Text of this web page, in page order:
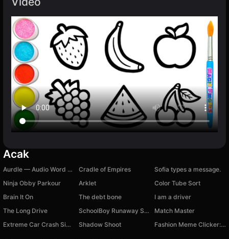
Acak
Aurdle — Audio Word Puzzle by Auzle Cradle of Empires
Sofia types a message.
Ninja Obby Parkour
Arklet
Color Tube Sort
Brain It On
The debt bone
I am a driver
The Long Drive
SchoolBoy Runaway STELS - Act 3
Match Master
Extreme Car Crash Simulator
Shadow Shoot Fashion Meme Clicker: Secret Level